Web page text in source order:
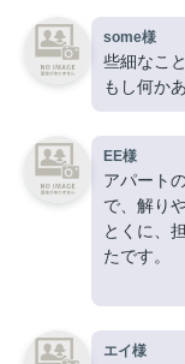
some様
些細なこ
もし何か
EE様
アパート
で、解り
とくに、
たです。
ありがと
エイ様